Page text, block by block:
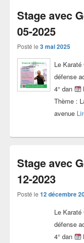
Stage avec
05-2025
Posté le 3 mai 2025
Le
défense
4° dan
Thème :
avenue
Stage avec
12-2023
Posté le 12 décembre
Le
défense
4° dan